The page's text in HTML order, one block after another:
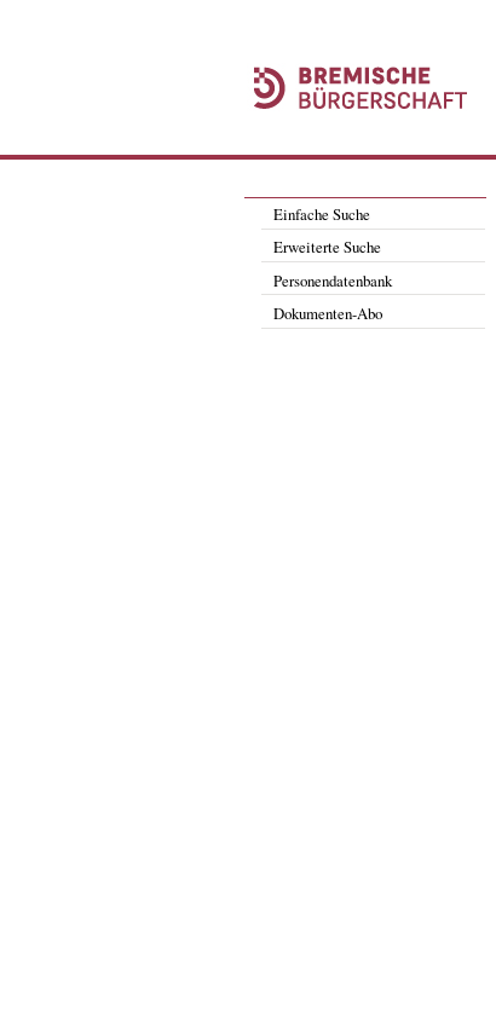
Einfache Suche
Erweiterte Suche
Personendatenbank
Dokumenten-Abo